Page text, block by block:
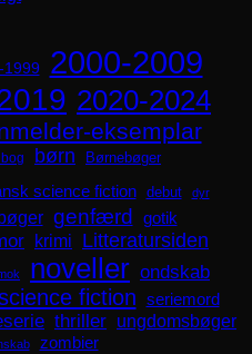
1999 2000-2009
2020-2024
eksemplar
børn Børnebøger
science fiction debut dyr
genfærd
gotik
krimi Litteratursiden
noveller ondskab
fiction seriemord
thriller ungdomsbøger
zombier